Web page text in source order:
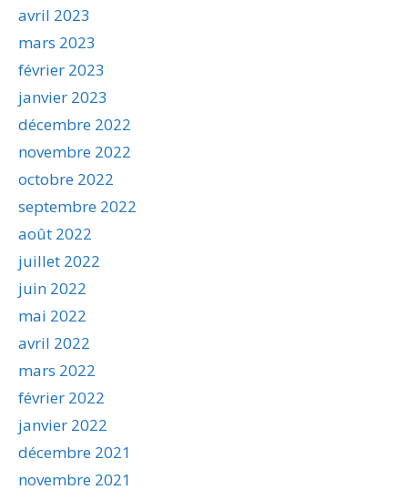
avril 2023
mars 2023
février 2023
janvier 2023
décembre 2022
novembre 2022
octobre 2022
septembre 2022
août 2022
juillet 2022
juin 2022
mai 2022
avril 2022
mars 2022
février 2022
janvier 2022
décembre 2021
novembre 2021